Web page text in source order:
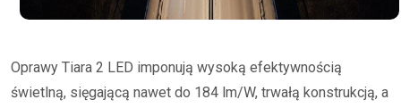
Oprawy Tiara 2 LED imponują wysoką efektywnością
świetlną, sięgającą nawet do 184 lm/W, trwałą konstrukcją, a